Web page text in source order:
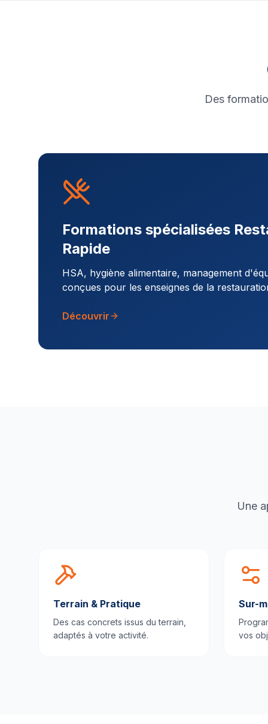
Des
Formations spécialisées
Rapide
HSA, hygiène alimentaire, management
conçues pour les enseignes de la
Découvrir
Une
Terrain & Pratique
Des cas concrets issus du terrain,
adaptés à votre activité.
Sur-
vos